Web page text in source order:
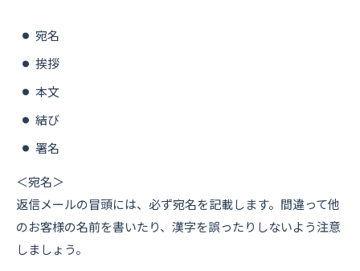
宛名
挨拶
本文
結び
署名
＜宛名＞
返信メールの冒頭には、必ず宛名を記載します。間違って他
のお客様の名前を書いたり、漢字を誤ったりしないよう注意
しましょう。